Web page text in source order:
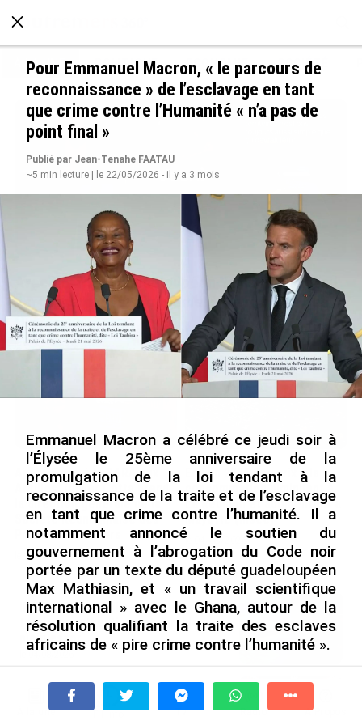
À LA UNE POLITIQUE ECONOMIE SOCIÉTÉ
Avec VEENI, le Guadeloupéen Yanis Foy entend
participer au développement touristique des
Outre-mer
le 06/08/2026
Après 5 ans à la SARA aux
Antilles, Olivier Cotta prend
la direction générale de la
Société Réunionnaise des
Produits Pétroliers
le 05/08/2026
En juin 2026, les prix à la
consommation diminuent à
La Réunion et augmentent à
Mayotte (Insee)
le 04/08/2026
INTERVIEW. À Wallis-et-Futuna, un
tourisme authentique et durable en
plein essor...
Prix à la consommation en juin 2026 :
progression en Guadeloupe, recul en
À la une Tv Radio A Propos
Pour Emmanuel Macron, « le parcours de
reconnaissance » de l’esclavage en tant
que crime contre l’Humanité « n’a pas de
point final »
Publié par Jean-Tenahe FAATAU
~5 min lecture | le 22/05/2026 - il y a 3 mois
Emmanuel Macron a célébré ce jeudi soir à
l’Élysée le 25ème anniversaire de la
promulgation de la loi tendant à la
reconnaissance de la traite et de l’esclavage
en tant que crime contre l’humanité. Il a
notamment annoncé le soutien du
gouvernement à l’abrogation du Code noir
portée par un texte du député guadeloupéen
Max Mathiasin, et « un travail scientifique
international » avec le Ghana, autour de la
résolution qualifiant la traite des esclaves
africains de « pire crime contre l’humanité ».
dont des chefs d’États et ambassadeurs caribéens et
africains, des élus ultramarins, des élèves ainsi que